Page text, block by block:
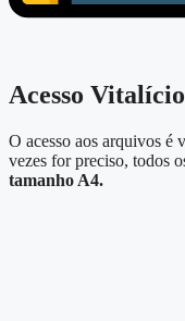
Acesso
O acesso aos arquivos é
vezes for preciso, todos
tamanho A4.